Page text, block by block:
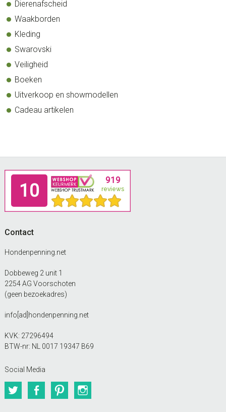
Dierenafscheid
Waakborden
Kleding
Swarovski
Veiligheid
Boeken
Uitverkoop en showmodellen
Cadeau artikelen
Footer
Contact
Hondenpenning.net
Dobbeweg 2 unit 1
2254 AG Voorschoten
(geen bezoekadres)
info[ad]hondenpenning.net
KVK: 27296494
BTW-nr: NL 0017 19347 B69
Social Media
TwitterFacebookPinterest